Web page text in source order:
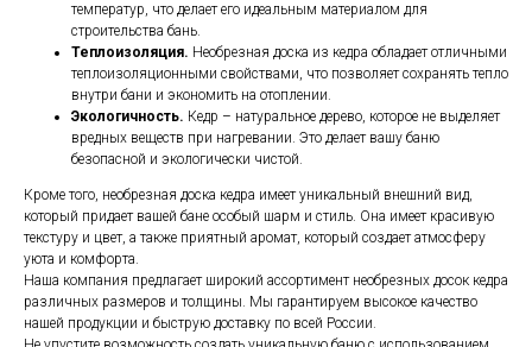
температур, что делает его идеальным материалом для
строительства бань.
Теплоизоляция. Необрезная доска из кедра обладает отличными
теплоизоляционными свойствами, что позволяет сохранять тепло
внутри бани и экономить на отоплении.
Экологичность. Кедр – натуральное дерево, которое не выделяет
вредных веществ при нагревании. Это делает вашу баню
безопасной и экологически чистой.
Кроме того, необрезная доска кедра имеет уникальный внешний вид,
который придает вашей бане особый шарм и стиль. Она имеет красивую
текстуру и цвет, а также приятный аромат, который создает атмосферу
уюта и комфорта.
Наша компания предлагает широкий ассортимент необрезных досок кедра
различных размеров и толщины. Мы гарантируем высокое качество
нашей продукции и быструю доставку по всей России.